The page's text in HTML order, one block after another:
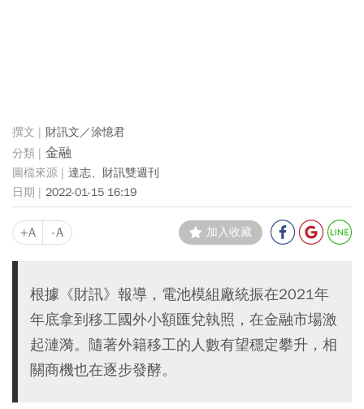
財訊文／涂憶君
金融
達志、財訊雙週刊
2022-01-15 16:19
+A -A 加入收藏
根據《財訊》報導，電池模組廠統振在2021年
年底拿到移工國外小額匯兌執照，在金融市場激
起漣漪。隨著外籍移工的人數有望穩定攀升，相
關商機也在逐步發酵。